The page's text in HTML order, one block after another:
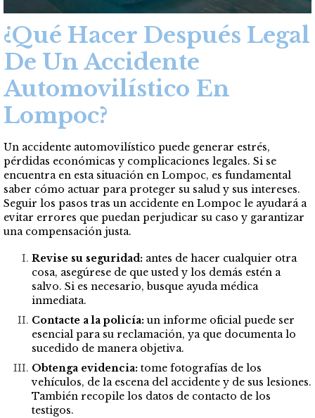
¿Qué Hacer Después Legal
De Un Accidente
Automovilístico En
Lompoc?
Un accidente automovilístico puede generar estrés,
pérdidas económicas y complicaciones legales. Si se
encuentra en esta situación en Lompoc, es fundamental
saber cómo actuar para proteger su salud y sus intereses.
Seguir los pasos tras un accidente en Lompoc le ayudará a
evitar errores que puedan perjudicar su caso y garantizar
una compensación justa.
Revise su seguridad: antes de hacer cualquier otra
cosa, asegúrese de que usted y los demás estén a
salvo. Si es necesario, busque ayuda médica
inmediata.
Contacte a la policía: un informe oficial puede ser
esencial para su reclamación, ya que documenta lo
sucedido de manera objetiva.
Obtenga evidencia: tome fotografías de los
vehículos, de la escena del accidente y de sus lesiones.
También recopile los datos de contacto de los
testigos.